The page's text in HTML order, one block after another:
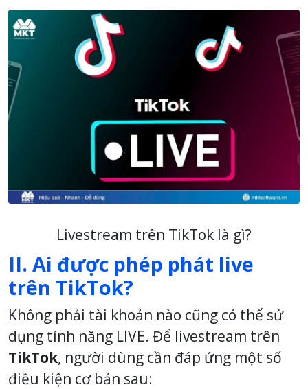
Livestream trên TikTok là gì?
II. Ai được phép phát live
trên TikTok?
Không phải tài khoản nào cũng có thể sử
dụng tính năng LIVE. Để livestream trên
TikTok, người dùng cần đáp ứng một số
điều kiện cơ bản sau: